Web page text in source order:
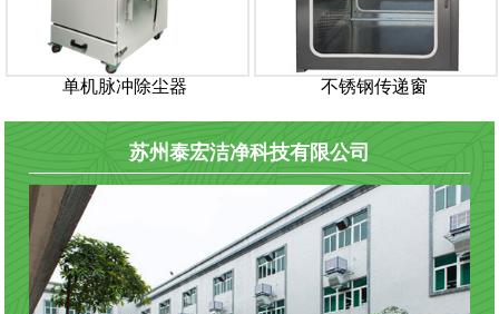
单机脉冲除尘器 不锈钢传递窗
苏州泰宏洁净科技有限公司